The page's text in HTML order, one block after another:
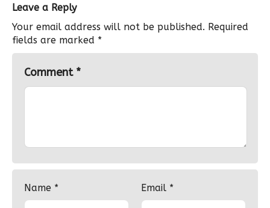
Leave a Reply
Your email address will not be published. Required
fields are marked *
Comment *
Name * Email *